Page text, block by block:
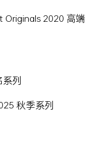
Originals 2020 高端
系列
秋季系列